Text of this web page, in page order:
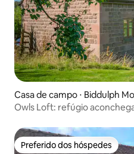
Casa de campo ⋅ Biddulph
Owls Loft: refúgio
Preferido dos hóspedes
Preferido dos hóspedes